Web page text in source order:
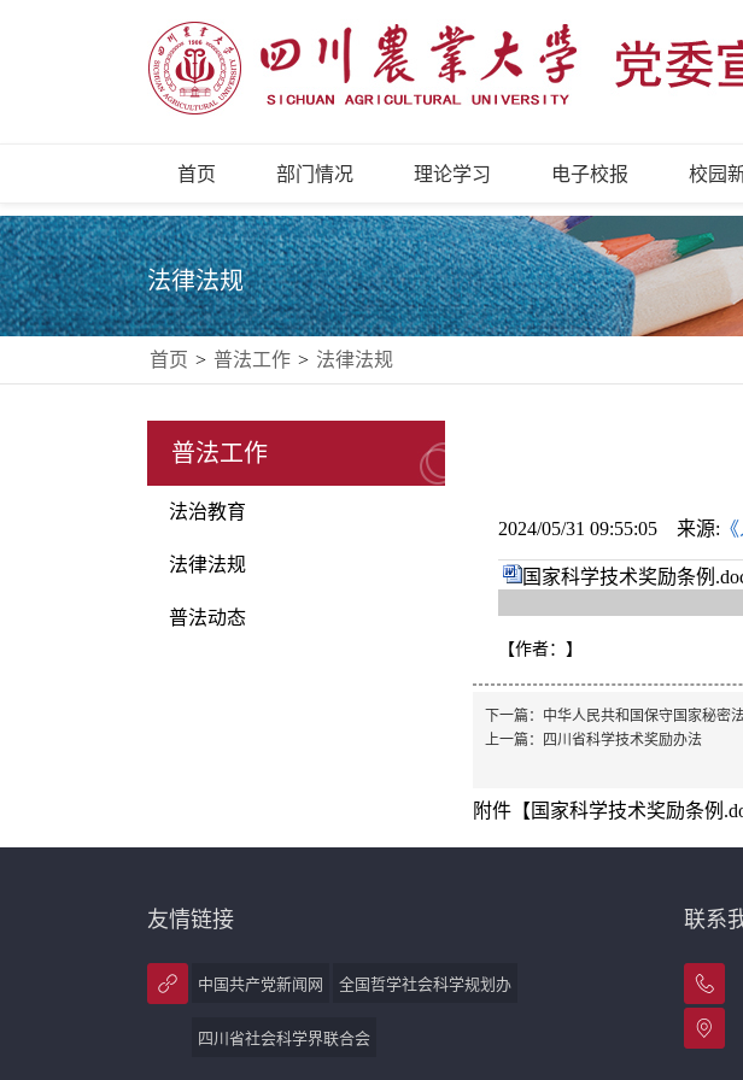
首页 部门情况 理论学习 电子校报 校园
法律法规
首页 > 普法工作 > 法律法规
普法工作
法治教育
法律法规
普法动态
2024/05/31 09:55:05 来源:
国家科学技术奖励条例
【作者： 】
下一篇： 中华人民共和国保守国家秘密
上一篇：
四川省科学技术奖励办法
附件【 国家科学技术奖励条例
友情链接
中国共产党新闻网 全国哲学社会科学规划办
四川省社会科学界联合会
联系